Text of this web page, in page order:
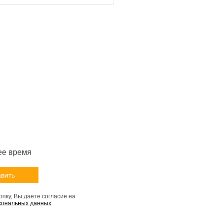
время
Вы даете согласие на
данных